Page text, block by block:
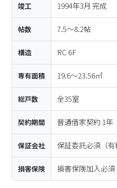
竣工 1994年3月 完成
帖数 7.5〜8.2帖
構造 RC 6F
専有面積 19.6〜23.56㎡
総戸数 全35室
契約期間 普通借家契約 1年
保証会社 保証委託必須（
損害保険 損害保険加入必須